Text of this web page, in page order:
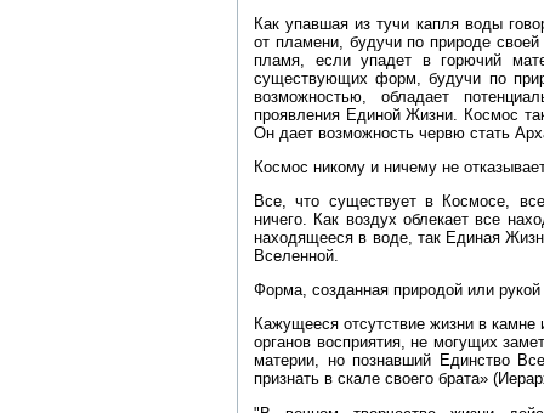
Как упавшая из тучи капля воды
от пламени, будучи по природе
пламя, если упадет в горючий
существующих форм, будучи по
возможностью, обладает
проявления Единой Жизни. Космос
Он дает возможность червю стать
Космос никому и ничему не
Все, что существует в Космосе,
ничего. Как воздух облекает все
находящееся в воде, так Единая
Вселенной.
Форма, созданная природой или
Кажущееся отсутствие жизни в
органов восприятия, не могущих
материи, но познавший Единство
признать в скале своего брата»